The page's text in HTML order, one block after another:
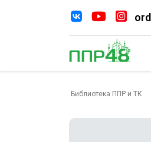
Библиотека ППР и ТК